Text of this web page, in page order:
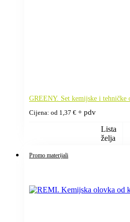
GREENY. Set kemijske i tehničke
Cijena: od 1,37 € + pdv
Lista
želja
Promo materijali